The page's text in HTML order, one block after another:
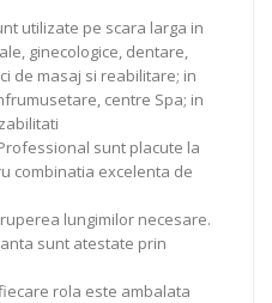
utilizate pe scara larga in
ginecologice, dentare,
de masaj si reabilitare; in
centre Spa; in
sunt placute la
combinatia excelenta de
lungimilor necesare.
sunt atestate prin
rola este ambalata